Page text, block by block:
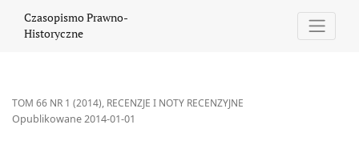
Czasopismo Prawno-
Historyczne
TOM 66 NR 1 (2014), RECENZJE I NOTY RECENZYJNE
Opublikowane 2014-01-01